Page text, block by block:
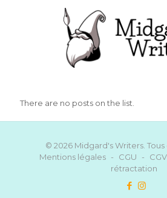
There are no posts on the list.
© 2026 Midgard's Writers. Tous
Mentions légales - CGU - CGV
rétractation